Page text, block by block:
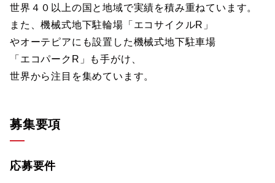
世界４０以上の国と地域で実績を積み重ねています。
また、機械式地下駐輪場「エコサイクルR」
やオーテピアにも設置した機械式地下駐車場
「エコパークR」も手がけ、
世界から注目を集めています。
募集要項
応募要件